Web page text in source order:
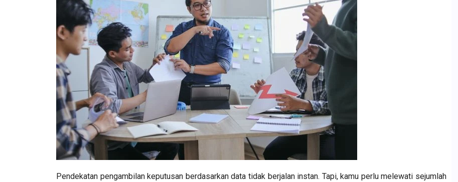
Pendekatan pengambilan keputusan berdasarkan data tidak berjalan instan. Tapi, kamu perlu melewati sejumlah